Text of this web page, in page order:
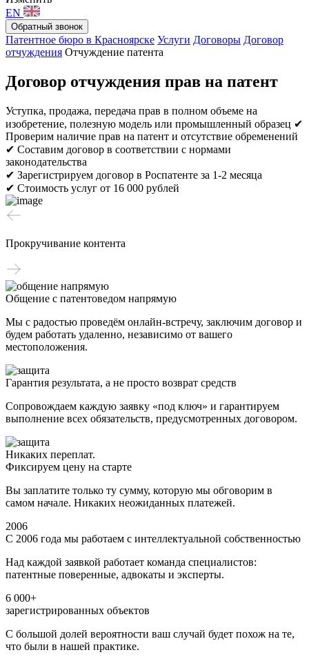
EN
Обратный звонок
Патентное бюро в Красноярске Услуги Договоры Договор
отчуждения Отчуждение патента
Договор отчуждения прав на патент
Уступка, продажа, передача прав в полном объеме на
изобретение, полезную модель или промышленный образец ✔
Проверим наличие прав на патент и отсутствие обременений
✔ Составим договор в соответствии с нормами
законодательства
✔ Зарегистрируем договор в Роспатенте за 1-2 месяца
✔ Стоимость услуг от 16 000 рублей
Прокручивание контента
Общение с патентоведом напрямую
Мы с радостью проведём онлайн-встречу, заключим договор и
будем работать удаленно, независимо от вашего
местоположения.
Гарантия результата, а не просто возврат средств
Сопровождаем каждую заявку «под ключ» и гарантируем
выполнение всех обязательств, предусмотренных договором.
Никаких переплат.
Фиксируем цену на старте
Вы заплатите только ту сумму, которую мы обговорим в
самом начале. Никаких неожиданных платежей.
2006
С 2006 года мы работаем с интеллектуальной собственностью
Над каждой заявкой работает команда специалистов:
патентные поверенные, адвокаты и эксперты.
6 000+
зарегистрированных объектов
С большой долей вероятности ваш случай будет похож на те,
что были в нашей практике.